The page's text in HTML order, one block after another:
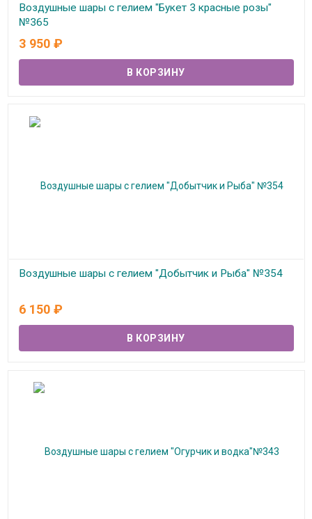
Воздушные шары с гелием "Букет 3 красные розы"
№365
В наличии
3 950 ₽
Воздушные шары с гелием "Добытчик и Рыба" №354
6 150 ₽